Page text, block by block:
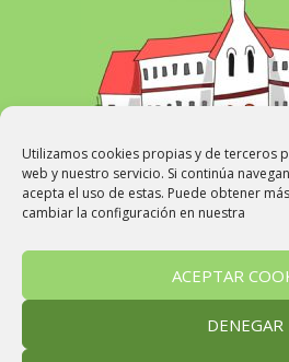
Utilizamos cookies propias y de terceros
web y nuestro servicio. Si continúa
acepta el uso de estas. Puede obtener
cambiar la configuración en nuestra
ACEPTAR
DENEGAR
Política de Privacidad